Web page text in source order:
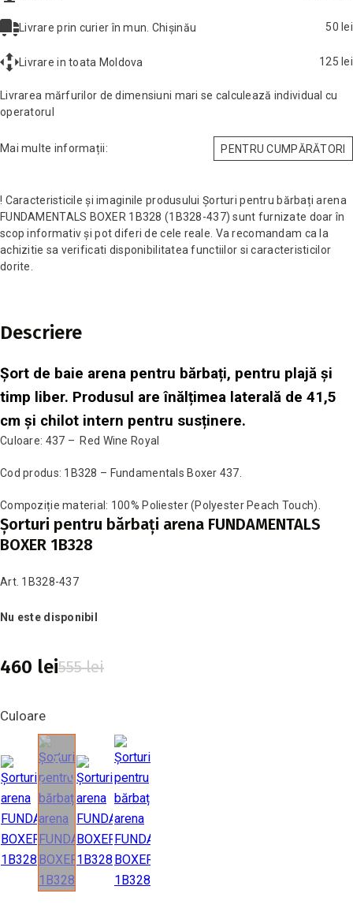
Livrare prin curier în mun. Chișinău 50 lei
Livrare in toata Moldova 125 lei
Livrarea mărfurilor de dimensiuni mari se calculează individual cu
operatorul
Mai multe informații: PENTRU CUMPĂRĂTORI
! Caracteristicile și imaginile produsului Șorturi pentru bărbați arena
FUNDAMENTALS BOXER 1B328 (1B328-437) sunt furnizate doar în
scop informativ și pot diferi de cele reale. Va recomandam ca la
achizitie sa verificati disponibilitatea functiilor si caracteristicilor
dorite.
Descriere
Șort de baie arena pentru bărbați, pentru plajă și
timp liber. Produsul are înălțimea laterală de 41,5
cm și chilot intern pentru susținere.
Culoare: 437 – Red Wine Royal
Cod produs: 1B328 – Fundamentals Boxer 437.
Compoziție material: 100% Poliester (Polyester Peach Touch).
Șorturi pentru bărbați arena FUNDAMENTALS
BOXER 1B328
Art. 1B328-437
Nu este disponibil
460 lei555 lei
Culoare